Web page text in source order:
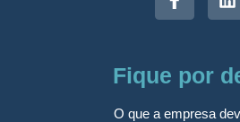
Fique por
O que a empresa